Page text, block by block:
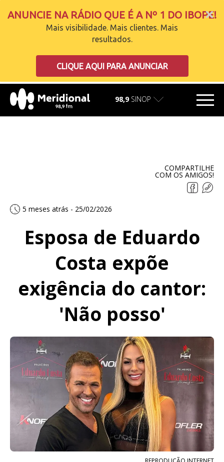
ANUNCIE NA RÁDIO QUE É A Nº 1 DO IBOPE!
Mais visibilidade. Mais clientes. Mais
resultados.
CLIQUE AQUI PARA ANUNCIAR
98,9 SINOP
COMPARTILHE
COM OS AMIGOS!
5 meses atrás - 25/02/2026
Esposa de Eduardo
Costa expõe
exigência do cantor:
'Não posso'